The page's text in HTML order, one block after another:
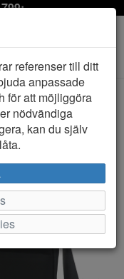
referenser till ditt
anpassade
för att möjliggöra
nödvändiga
kan du själv